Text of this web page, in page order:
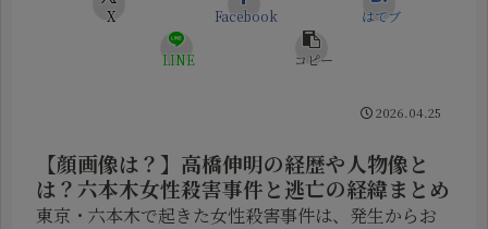
X Facebook はてブ
LINE コピー
2026.04.25
【顔画像は？】高橋伸明の経歴や人物像と
は？六本木女性殺害事件と逃亡の経緯まとめ
東京・六本木で起きた女性殺害事件は、発生からお